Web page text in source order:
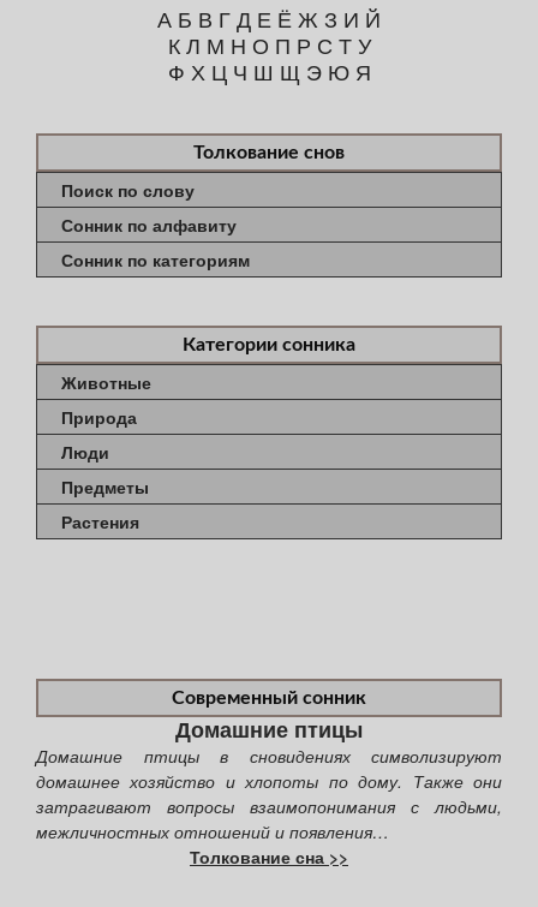
А Б В ГД Е Ё Ж З И Й
К Л М Н О П Р С Т У
Ф Х Ц Ч Ш Щ Э Ю Я
Толкование снов
Поиск по слову
Сонник по алфавиту
Сонник по категориям
Категории сонника
Животные
Природа
Люди
Предметы
Растения
Современный сонник
Домашние птицы
Домашние птицы в сновидениях символизируют
домашнее хозяйство и хлопоты по дому. Также они
затрагивают вопросы взаимопонимания с людьми,
межличностных отношений и появления…
Толкование сна >>